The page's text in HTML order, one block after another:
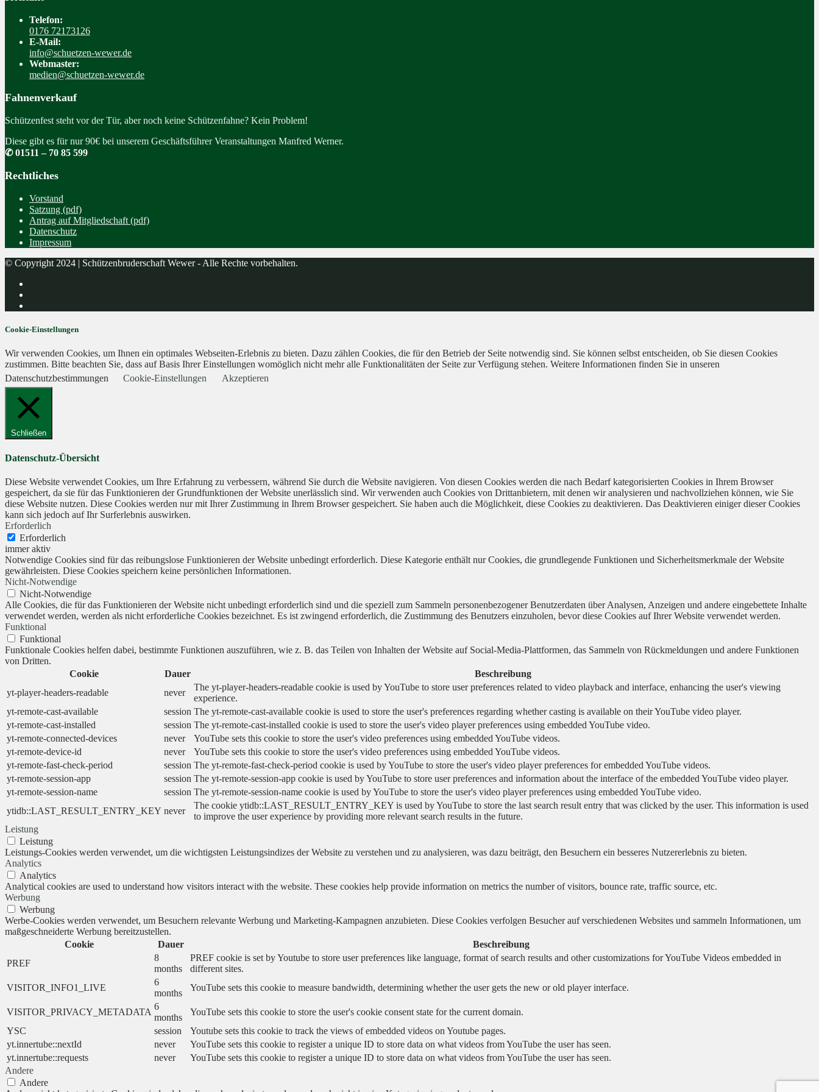
Telefon:
0176 72173126
E-Mail:
info@schuetzen-wewer.de
Webmaster:
medien@schuetzen-wewer.de
Fahnenverkauf
Schützenfest steht vor der Tür, aber noch keine Schützenfahne? Kein Problem!
Diese gibt es für nur 90€ bei unserem Geschäftsführer Veranstaltungen Manfred Werner.
✆ 01511 – 70 85 599
Rechtliches
Vorstand
Satzung (pdf)
Antrag auf Mitgliedschaft (pdf)
Datenschutz
Impressum
© Copyright 2024 | Schützenbruderschaft Wewer - Alle Rechte vorbehalten.
Cookie-Einstellungen
Wir verwenden Cookies, um Ihnen ein optimales Webseiten-Erlebnis zu bieten. Dazu zählen Cookies, die für den Betrieb der Seite notwendig sind. Sie können selbst entscheiden, ob Sie diesen Cookies
zustimmen. Bitte beachten Sie, dass auf Basis Ihrer Einstellungen womöglich nicht mehr alle Funktionalitäten der Seite zur Verfügung stehen. Weitere Informationen finden Sie in unseren
Datenschutzbestimmungen
Cookie-Einstellungen Akzeptieren
Schließen
Datenschutz-Übersicht
Diese Website verwendet Cookies, um Ihre Erfahrung zu verbessern, während Sie durch die Website navigieren. Von diesen Cookies werden die nach Bedarf kategorisierten Cookies in Ihrem Browser
gespeichert, da sie für das Funktionieren der Grundfunktionen der Website unerlässlich sind. Wir verwenden auch Cookies von Drittanbietern, mit denen wir analysieren und nachvollziehen können, wie Sie
diese Website nutzen. Diese Cookies werden nur mit Ihrer Zustimmung in Ihrem Browser gespeichert. Sie haben auch die Möglichkeit, diese Cookies zu deaktivieren. Das Deaktivieren einiger dieser Cookies
kann sich jedoch auf Ihr Surferlebnis auswirken.
Erforderlich
Erforderlich
immer aktiv
Notwendige Cookies sind für das reibungslose Funktionieren der Website unbedingt erforderlich. Diese Kategorie enthält nur Cookies, die grundlegende Funktionen und Sicherheitsmerkmale der Website
gewährleisten. Diese Cookies speichern keine persönlichen Informationen.
Nicht-Notwendige
Nicht-Notwendige
Alle Cookies, die für das Funktionieren der Website nicht unbedingt erforderlich sind und die speziell zum Sammeln personenbezogener Benutzerdaten über Analysen, Anzeigen und andere eingebettete Inhalte
verwendet werden, werden als nicht erforderliche Cookies bezeichnet. Es ist zwingend erforderlich, die Zustimmung des Benutzers einzuholen, bevor diese Cookies auf Ihrer Website verwendet werden.
Funktional
Funktional
Funktionale Cookies helfen dabei, bestimmte Funktionen auszuführen, wie z. B. das Teilen von Inhalten der Website auf Social-Media-Plattformen, das Sammeln von Rückmeldungen und andere Funktionen
von Dritten.
Cookie
Dauer
Beschreibung
yt-player-headers-readable
never
The yt-player-headers-readable cookie is used by YouTube to store user preferences related to video playback and interface, enhancing the user's viewing
experience.
yt-remote-cast-available
session The yt-remote-cast-available cookie is used to store the user's preferences regarding whether casting is available on their YouTube video player.
yt-remote-cast-installed
session The yt-remote-cast-installed cookie is used to store the user's video player preferences using embedded YouTube video.
yt-remote-connected-devices
never
YouTube sets this cookie to store the user's video preferences using embedded YouTube videos.
yt-remote-device-id
never
YouTube sets this cookie to store the user's video preferences using embedded YouTube videos.
yt-remote-fast-check-period
session The yt-remote-fast-check-period cookie is used by YouTube to store the user's video player preferences for embedded YouTube videos.
yt-remote-session-app
session The yt-remote-session-app cookie is used by YouTube to store user preferences and information about the interface of the embedded YouTube video player.
yt-remote-session-name
session The yt-remote-session-name cookie is used by YouTube to store the user's video player preferences using embedded YouTube video.
ytidb::LAST_RESULT_ENTRY_KEY never
The cookie ytidb::LAST_RESULT_ENTRY_KEY is used by YouTube to store the last search result entry that was clicked by the user. This information is used
to improve the user experience by providing more relevant search results in the future.
Leistung
Leistung
Leistungs-Cookies werden verwendet, um die wichtigsten Leistungsindizes der Website zu verstehen und zu analysieren, was dazu beiträgt, den Besuchern ein besseres Nutzererlebnis zu bieten.
Analytics
Analytics
Analytical cookies are used to understand how visitors interact with the website. These cookies help provide information on metrics the number of visitors, bounce rate, traffic source, etc.
Werbung
Werbung
Werbe-Cookies werden verwendet, um Besuchern relevante Werbung und Marketing-Kampagnen anzubieten. Diese Cookies verfolgen Besucher auf verschiedenen Websites und sammeln Informationen, um
maßgeschneiderte Werbung bereitzustellen.
Cookie
Dauer
Beschreibung
PREF
8
months
PREF cookie is set by Youtube to store user preferences like language, format of search results and other customizations for YouTube Videos embedded in
different sites.
VISITOR_INFO1_LIVE
6
months
YouTube sets this cookie to measure bandwidth, determining whether the user gets the new or old player interface.
VISITOR_PRIVACY_METADATA
6
months
YouTube sets this cookie to store the user's cookie consent state for the current domain.
YSC
session
Youtube sets this cookie to track the views of embedded videos on Youtube pages.
yt.innertube::nextId
never
YouTube sets this cookie to register a unique ID to store data on what videos from YouTube the user has seen.
yt.innertube::requests
never
YouTube sets this cookie to register a unique ID to store data on what videos from YouTube the user has seen.
Andere
Andere